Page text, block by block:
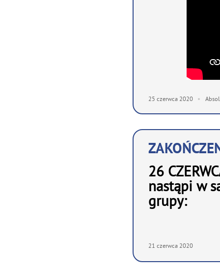
25 czerwca 2020
26
nastąpi w
grupy:
21 czerwca 2020